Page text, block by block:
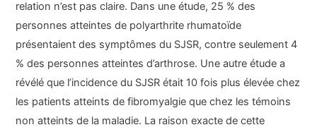
relation n’est pas claire. Dans une étude, 25 % des
personnes atteintes de polyarthrite rhumatoïde
présentaient des symptômes du SJSR, contre seulement 4
% des personnes atteintes d’arthrose. Une autre étude a
révélé que l’incidence du SJSR était 10 fois plus élevée chez
les patients atteints de fibromyalgie que chez les témoins
non atteints de la maladie. La raison exacte de cette